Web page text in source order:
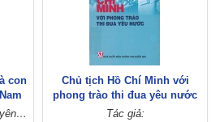
con
Tác giả: Đại tướng Võ Nguyên Giáp (Chủ biên)
Chủ tịch Hồ Chí Minh với
phong trào thi đua yêu nước
Tác giả: